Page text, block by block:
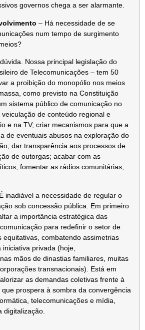
governos chega a ser alarmante.
– Há necessidade de se
num tempo de surgimento
Nossa principal legislação do
de Telecomunicações – tem 50
a proibição do monopólio nos meios
como previsto na Constituição
sistema público de comunicação no
de conteúdo regional e
e na TV; criar mecanismos para que a
de eventuais abusos na exploração do
dar transparência aos processos de
de outorgas; acabar com as
fomentar as rádios comunitárias;
inadiável a necessidade de regular o
sob concessão pública. Em primeiro
a importância estratégica das
para redefinir o setor de
equitativas, combatendo assimetrias
privada (hoje,
mãos de dinastias familiares, muitas
transnacionais). Está em
as demandas coletivas frente à
prospera à sombra da convergência
telecomunicações e mídia,
digitalização.